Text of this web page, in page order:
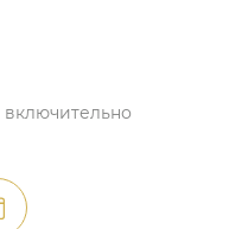
включительно